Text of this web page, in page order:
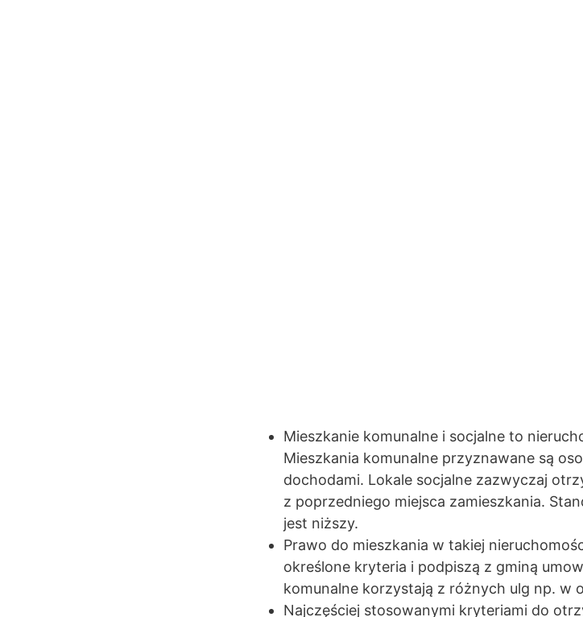
Mieszkanie komunalne i socjalne to
Mieszkania komunalne przyznawane są
dochodami. Lokale socjalne zazwyczaj
z poprzedniego miejsca zamieszkania.
jest niższy.
Prawo do mieszkania w takiej
określone kryteria i podpiszą z gminą
komunalne korzystają z różnych ulg np. w
Najczęściej stosowanymi kryteriami do